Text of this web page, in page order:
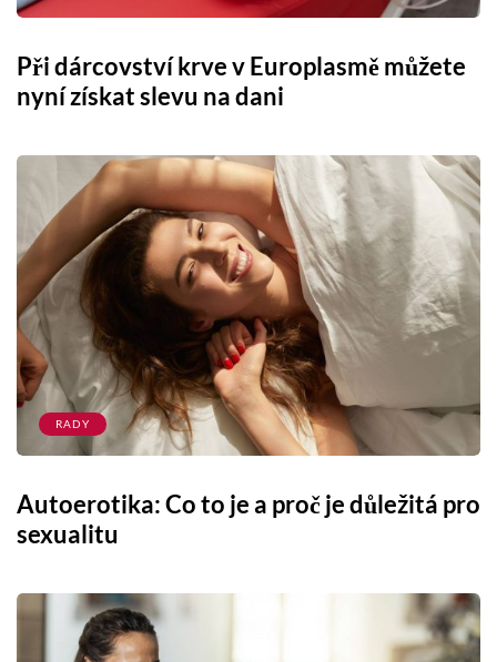
Při dárcovství krve v Europlasmě můžete
nyní získat slevu na dani
RADY
Autoerotika: Co to je a proč je důležitá pro
sexualitu